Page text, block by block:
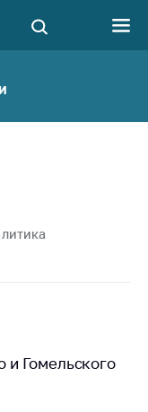
и Гомельского